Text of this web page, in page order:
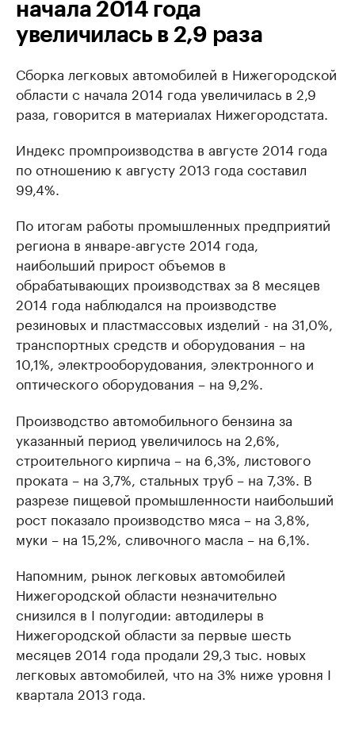
начала 2014 года
увеличилась в 2,9 раза
Сборка легковых автомобилей в Нижегородской
области с начала 2014 года увеличилась в 2,9
раза, говорится в материалах Нижегородстата.
Индекс промпроизводства в августе 2014 года
по отношению к августу 2013 года составил
99,4%.
По итогам работы промышленных предприятий
региона в январе-августе 2014 года,
наибольший прирост объемов в
обрабатывающих производствах за 8 месяцев
2014 года наблюдался на производстве
резиновых и пластмассовых изделий - на 31,0%,
транспортных средств и оборудования – на
10,1%, электрооборудования, электронного и
оптического оборудования – на 9,2%.
Производство автомобильного бензина за
указанный период увеличилось на 2,6%,
строительного кирпича – на 6,3%, листового
проката – на 3,7%, стальных труб – на 7,3%. В
разрезе пищевой промышленности наибольший
рост показало производство мяса – на 3,8%,
муки – на 15,2%, сливочного масла – на 6,1%.
Напомним, рынок легковых автомобилей
Нижегородской области незначительно
снизился в I полугодии: автодилеры в
Нижегородской области за первые шесть
месяцев 2014 года продали 29,3 тыс. новых
легковых автомобилей, что на 3% ниже уровня I
квартала 2013 года.